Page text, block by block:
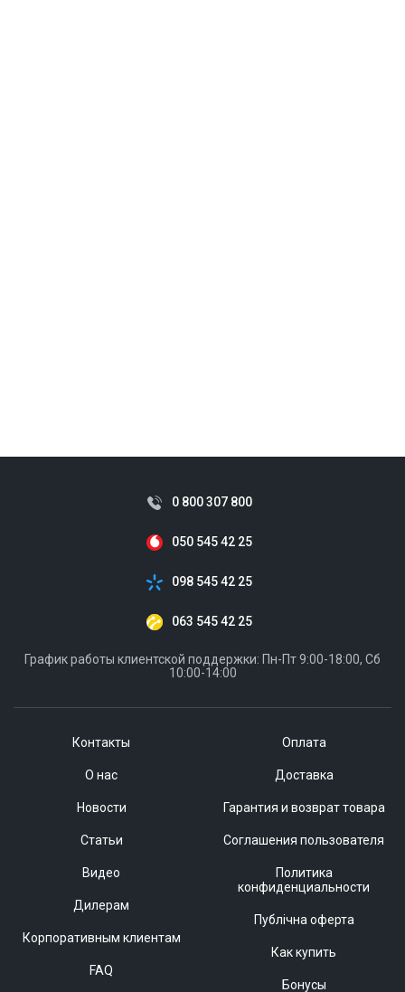
Контакты
О нас
Новости
Статьи
Видео
Дилерам
Корпоративным клиентам
FAQ
Оплата
Доставка
Гарантия и возврат товара
Соглашения пользователя
Политика
конфиденциальности
Публічна оферта
Как купить
Бонусы
0 800 307 800
050 545 42 25
098 545 42 25
063 545 42 25
График работы клиентской поддержки: Пн-Пт 9:00-18:00, Сб
10:00-14:00